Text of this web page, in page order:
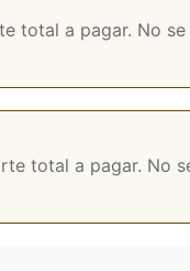
total a pagar. No
total a pagar. No